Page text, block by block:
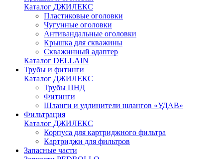
Каталог ДЖИЛЕКС
Пластиковые оголовки
Чугунные оголовки
Антивандальные оголовки
Крышка для скважины
Скважинный адаптер
Каталог DELLAIN
Трубы и фитинги
Каталог ДЖИЛЕКС
Трубы ПНД
Фитинги
Шланги и удлинители шлангов «УДАВ»
Фильтрация
Каталог ДЖИЛЕКС
Корпуса для картриджного фильтра
Картриджи для фильтров
Запасные части